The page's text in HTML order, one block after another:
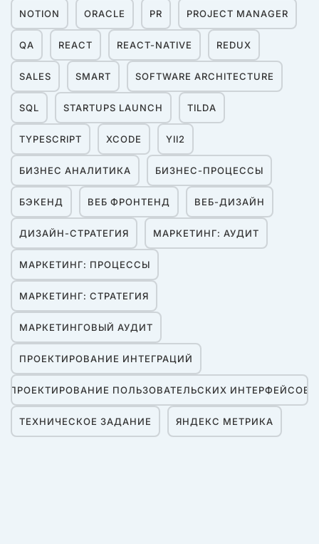
NOTION ORACLE PR PROJECT MANAGER
QA REACT REACT-NATIVE REDUX
SALES SMART SOFTWARE ARCHITECTURE
SQL STARTUPS LAUNCH TILDA
TYPESCRIPT XCODE YII2
БИЗНЕС АНАЛИТИКА БИЗНЕС-ПРОЦЕССЫ
БЭКЕНД ВЕБ ФРОНТЕНД ВЕБ-ДИЗАЙН
ДИЗАЙН-СТРАТЕГИЯ МАРКЕТИНГ: АУДИТ
МАРКЕТИНГ: ПРОЦЕССЫ
МАРКЕТИНГ: СТРАТЕГИЯ
МАРКЕТИНГОВЫЙ АУДИТ
ПРОЕКТИРОВАНИЕ ИНТЕГРАЦИЙ
ПРОЕКТИРОВАНИЕ ПОЛЬЗОВАТЕЛЬСКИХ ИНТЕРФЕЙСОВ
ТЕХНИЧЕСКОЕ ЗАДАНИЕ ЯНДЕКС МЕТРИКА